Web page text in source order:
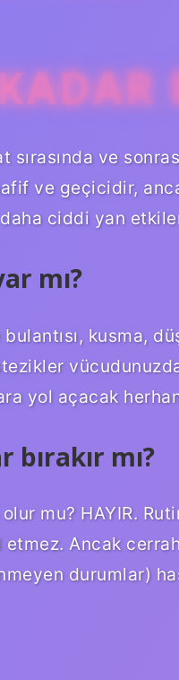
ve
ve geçicidir,
daha ciddi yan
mı?
kusma,
yol açacak
bırakır mı?
mu? HAYIR.
Ancak
durumlar)